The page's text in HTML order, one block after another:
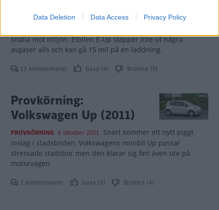
Data Deletion Data Access Privacy Policy
lanserats, förrän Volkswagen är igång med nya varianter.
snälla mot miljön. Elbilen E-Up släpper inte ut några
avgaser alls och kan gå 15 mil på en laddning.
13 kommentarer Gasa (4) Bromsa (3)
Provkörning:
Volkswagen Up (2011)
PROVKÖRNING 6 oktober 2011 Snart kommer ett nytt piggt
inslag i stadsbilden. Volkswagens minibil Up passar
stressade stadsbor men den klarar sig fint även ute på
motorvägen.
1 kommentarer Gasa (3) Bromsa (4)